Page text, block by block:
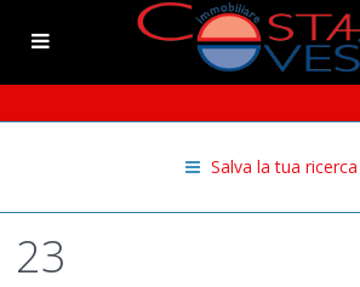
Salva la tua ricerca
23